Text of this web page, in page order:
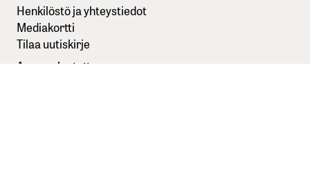
Henkilöstö ja yhteystiedot
Mediakortti
Tilaa uutiskirje
Anna palautetta